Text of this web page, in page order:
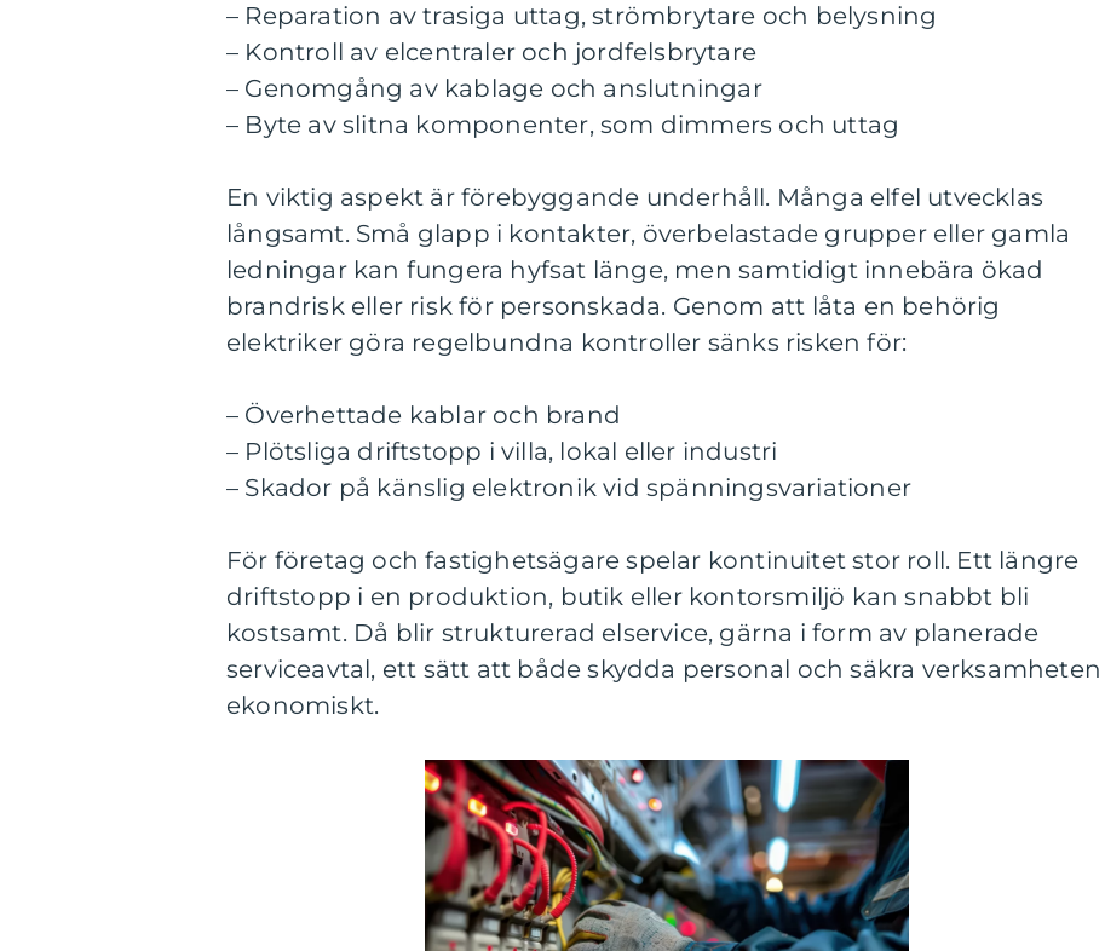
– Reparation av trasiga uttag, strömbrytare och belysning
– Kontroll av elcentraler och jordfelsbrytare
– Genomgång av kablage och anslutningar
– Byte av slitna komponenter, som dimmers och uttag
En viktig aspekt är förebyggande underhåll. Många elfel utvecklas
långsamt. Små glapp i kontakter, överbelastade grupper eller gamla
ledningar kan fungera hyfsat länge, men samtidigt innebära ökad
brandrisk eller risk för personskada. Genom att låta en behörig
elektriker göra regelbundna kontroller sänks risken för:
– Överhettade kablar och brand
– Plötsliga driftstopp i villa, lokal eller industri
– Skador på känslig elektronik vid spänningsvariationer
För företag och fastighetsägare spelar kontinuitet stor roll. Ett längre
driftstopp i en produktion, butik eller kontorsmiljö kan snabbt bli
kostsamt. Då blir strukturerad elservice, gärna i form av planerade
serviceavtal, ett sätt att både skydda personal och säkra verksamheten
ekonomiskt.